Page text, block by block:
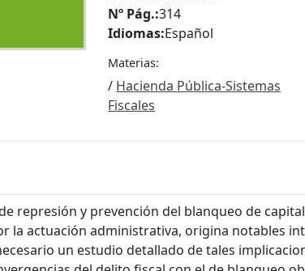
Nº Pág.:314
Idiomas:Español
Materias:
/ Hacienda Pública-Sistemas
Fiscales
represión y prevención del blanqueo de
la actuación administrativa, origina notables
un estudio detallado de tales